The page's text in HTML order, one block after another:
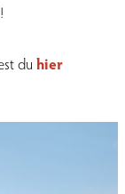
du hier